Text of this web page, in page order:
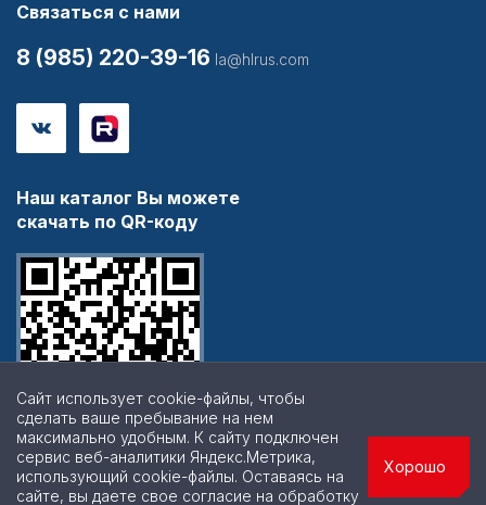
Связаться с нами
8 (985) 220-39-16 la@hlrus.com
Наш каталог Вы можете
скачать по QR-коду
Сайт использует cookie-файлы, чтобы
сделать ваше пребывание на нем
максимально удобным. К cайту подключен
сервис веб-аналитики Яндекс.Метрика,
использующий cookie-файлы. Оставаясь на
сайте, вы даете свое согласие на обработку
Хорошо